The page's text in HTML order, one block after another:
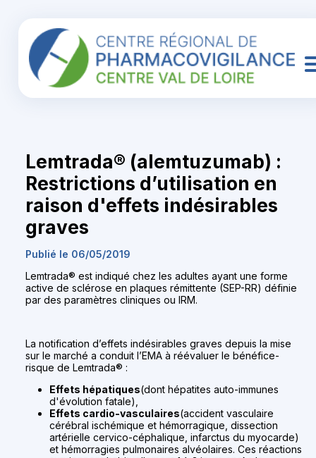
Lemtrada® (alemtuzumab) :
Restrictions d’utilisation en
raison d'effets indésirables
graves
Publié le 06/05/2019
Lemtrada® est indiqué chez les adultes ayant une forme
active de sclérose en plaques rémittente (SEP-RR) définie
par des paramètres cliniques ou IRM.
La notification d’effets indésirables graves depuis la mise
sur le marché a conduit l’EMA à réévaluer le bénéfice-
risque de Lemtrada® :
Effets hépatiques(dont hépatites auto-immunes
d'évolution fatale),
Effets cardio-vasculaires(accident vasculaire
cérébral ischémique et hémorragique, dissection
artérielle cervico-céphalique, infarctus du myocarde)
et hémorragies pulmonaires alvéolaires. Ces réactions